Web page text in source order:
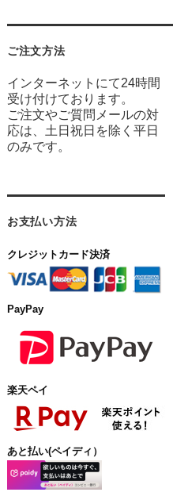
ご注文方法
インターネットにて24時間
受け付けております。
ご注文やご質問メールの対
応は、土日祝日を除く平日
のみです。
お支払い方法
クレジットカード決済
PayPay
楽天ペイ
あと払い(ペイディ）